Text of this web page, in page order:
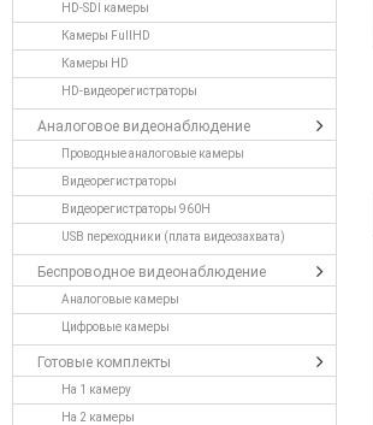
HD-SDI камеры
Камеры FullHD
Камеры HD
HD-видеорегистраторы
Аналоговое видеонаблюдение
Проводные аналоговые камеры
Видеорегистраторы
Видеорегистраторы 960H
USB переходники (плата видеозахвата)
Беспроводное видеонаблюдение
Аналоговые камеры
Цифровые камеры
Готовые комплекты
На 1 камеру
На 2 камеры